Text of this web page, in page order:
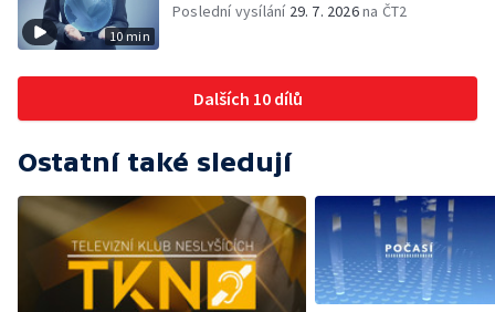
10 min
Poslední vysílání 29. 7. 2026na ČT2
Dalších 10 dílů
Ostatní také sledují